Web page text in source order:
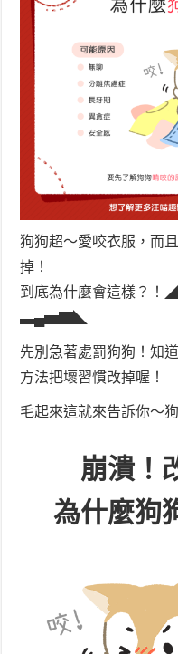
狗狗超～愛咬衣服，而
掉！
到底為什麼會這樣？
▃▄▅▇◣
先別急著處罰狗狗！知
方法把壞習慣改掉喔！
毛起來這就來告訴你～
崩潰！
為什麼狗